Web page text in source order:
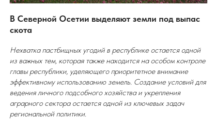
В Северной Осетии выделяют земли под выпас
скота
Нехватка пастбищных угодий в республике остается одной
из важных тем, которая также находится на особом контроле
главы республики, уделяющего приоритетное внимание
эффективному использованию земель. Создание условий для
ведения личного подсобного хозяйства и укрепления
аграрного сектора остается одной из ключевых задач
региональной политики.